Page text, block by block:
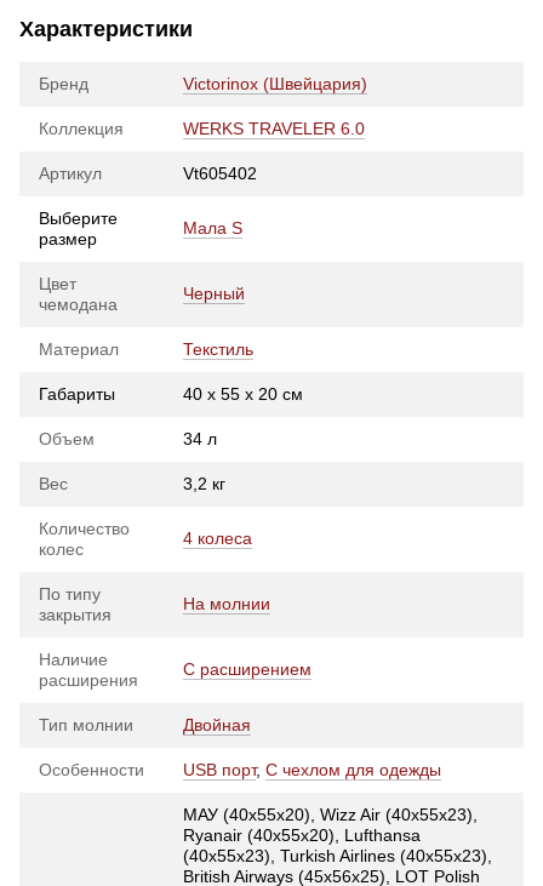
Характеристики
Бренд Victorinox (Швейцария)
Коллекция WERKS TRAVELER 6.0
Артикул Vt605402
Выберите
размер
Мала S
Цвет
чемодана
Черный
Материал Текстиль
Габариты 40 х 55 х 20 см
Объем 34 л
Вес 3,2 кг
Количество
колес
4 колеса
По типу
закрытия
На молнии
Наличие
расширения
С расширением
Тип молнии Двойная
Особенности USB порт, С чехлом для одежды
МАУ (40х55х20), Wizz Air (40х55х23),
Ryanair (40х55х20), Lufthansa
(40х55х23), Turkish Airlines (40x55x23),
British Airways (45x56x25), LOT Polish